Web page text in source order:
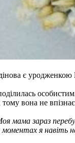
є уродженкою
вона не
мама зараз
я навіть